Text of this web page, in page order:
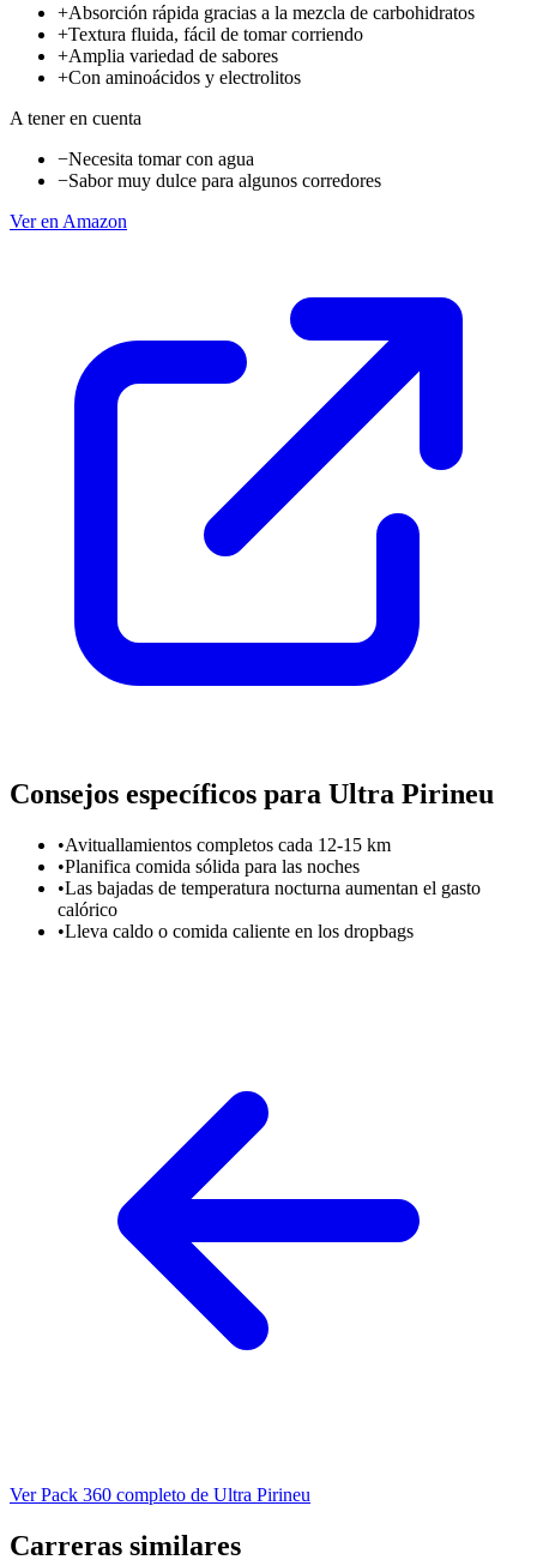
+Absorción rápida gracias a la mezcla de carbohidratos
+Textura fluida, fácil de tomar corriendo
+Amplia variedad de sabores
+Con aminoácidos y electrolitos
A tener en cuenta
−Necesita tomar con agua
−Sabor muy dulce para algunos corredores
Ver en Amazon
Consejos específicos para Ultra Pirineu
•Avituallamientos completos cada 12-15 km
•Planifica comida sólida para las noches
•Las bajadas de temperatura nocturna aumentan el gasto
calórico
•Lleva caldo o comida caliente en los dropbags
Ver Pack 360 completo de Ultra Pirineu
Carreras similares